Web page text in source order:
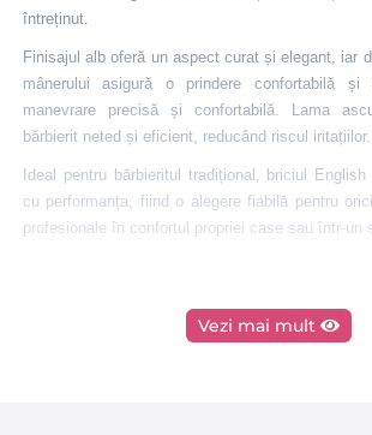
întreținut.
Finisajul alb oferă un aspect curat și elegant, iar
mânerului asigură o prindere confortabilă
manevrare precisă și confortabilă. Lama
bărbierit neted și eficient, reducând riscul iritațiilor.
Ideal pentru bărbieritul tradițional, briciul
cu performanța, fiind o alegere fiabilă pentru
profesionale în confortul propriei case sau într-un
Vezi mai mult